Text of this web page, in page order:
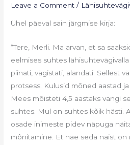
Leave a Comment /
Ühel päeval sain järgmise kirja:
“Tere, Merli. Ma arvan, et sa
eelmises suhtes
piinati, vägistati, alandati. Sellest
protsess. Kulusid mõned aastad
Mees mõisteti 4,5 aastaks vangi
suhtes. Mul on suhtes kõik hästi.
osade inimeste pidev näpuga
mônitamine. Et näe seda naist on